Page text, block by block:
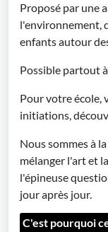
Proposé par une
l'environnement,
enfants autour
Possible partout
Pour votre école,
initiations,
Nous sommes à
mélanger l'art et
l'épineuse
jour après jour.
C'est pourquoi